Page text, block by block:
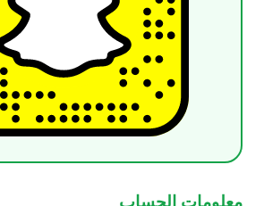
معلومات الحساب